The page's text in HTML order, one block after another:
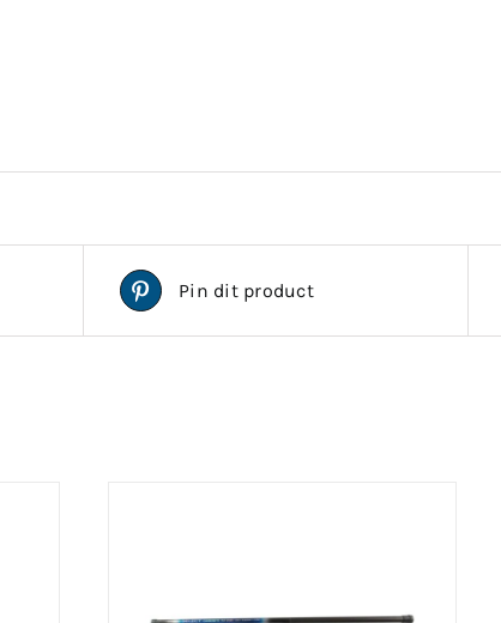
Pin dit product